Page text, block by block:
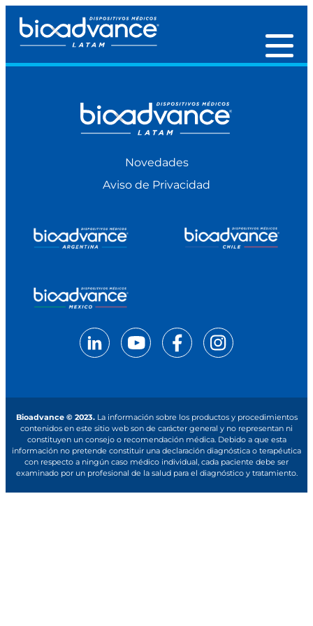
Novedades
Aviso de Privacidad
Bioadvance © 2023.La información sobre los productos y procedimientos
contenidos en este sitio web son de carácter general y no representan ni
constituyen un consejo o recomendación médica. Debido a que esta
información no pretende constituir una declaración diagnóstica o terapéutica
con respecto a ningún caso médico individual, cada paciente debe ser
examinado por un profesional de la salud para el diagnóstico y tratamiento.